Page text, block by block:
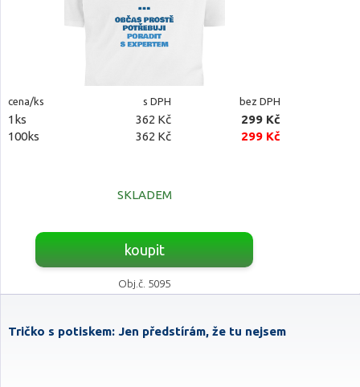
cena/ks s DPH bez DPH
1ks 362 Kč
299 Kč
100ks
362 Kč 299 Kč
SKLADEM
koupit
Obj.č. 5095
Tričko s potiskem: Jen předstírám, že tu nejsem